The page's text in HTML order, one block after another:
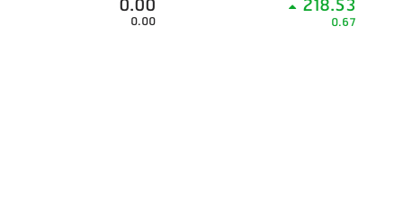
0.00 0.67